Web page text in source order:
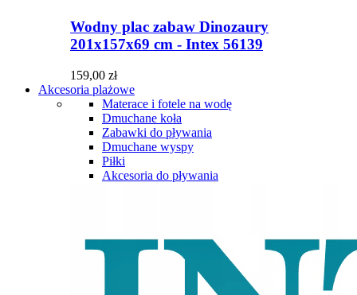
Wodny plac zabaw Dinozaury
201x157x69 cm - Intex 56139
159,00 zł
Akcesoria plażowe
Materace i fotele na wodę
Dmuchane koła
Zabawki do pływania
Dmuchane wyspy
Piłki
Akcesoria do pływania